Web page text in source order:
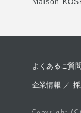
Maison
よくあるご質問
企業情報 ／